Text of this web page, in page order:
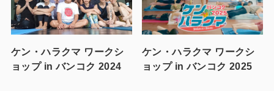
ケン・ハラクマ ワークシ
ョップ in バンコク 2024
ケン・ハラクマ ワークシ
ョップ in バンコク 2025